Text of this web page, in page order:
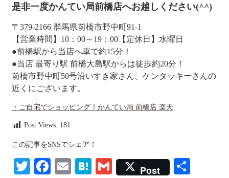
是非一度かんてい局前橋店へお越しください(^^)
〒379-2166 群馬県前橋市野中町91-1
【営業時間】10：00～19：00【定休日】水曜日
●前橋駅から当店へ車で約15分！
●当店 最寄り駅 前橋大島駅からは徒歩約20分！
前橋市野中町50号沿いすき家さん、ケンタッキーさんの
近くにございます。
・ご自宅でショッピング！かんてい局 前橋店 楽天
Post Views: 181
この記事をSNSでシェア！
TwitterFacebook
EmailHatenaGmail
Post